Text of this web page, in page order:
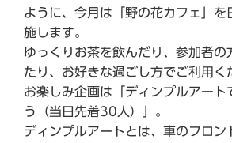
ように、今月は「野の花カフェ」を
施します。
ゆっくりお茶を飲んだり、参加者の
たり、お好きな過ごし方でご利用く
お楽しみ企画は「ディンプルアート
う（当日先着30人）」。
ディンプルアートとは、車のフロン